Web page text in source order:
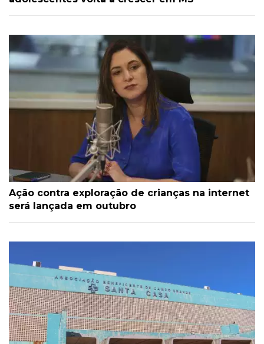
Ação contra exploração de crianças na internet
será lançada em outubro